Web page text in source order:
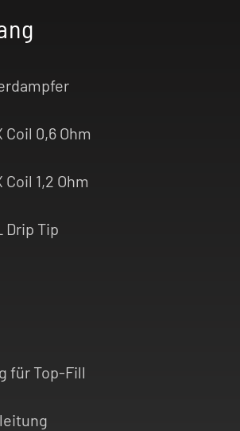
Coil 0,6 Ohm
Coil 1,2 Ohm
Drip Tip
für Top-Fill